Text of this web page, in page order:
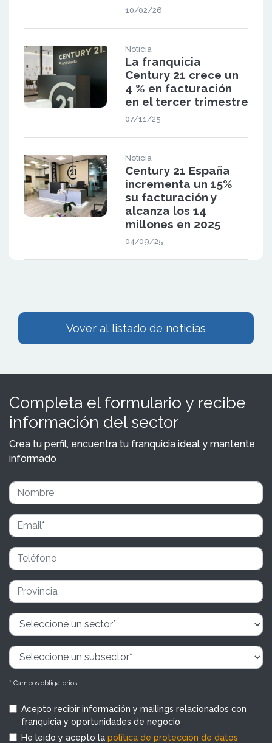
10/02/26
Noticia
La franquicia
Century 21 crece un
4 % en facturación
en el tercer trimestre
07/11/25
Noticia
Century 21 España
incrementa un 15%
su facturación y
alcanza los 14
millones en 2025
04/09/25
Vover al listado de noticias
Completa el formulario y recibe
información del sector
Crea tu perfil, encuentra tu franquicia ideal y mantente
informado
* Campos obligatorios
Acepto recibir información y mailings relacionados con
franquicia y oportunidades de negocio
He leído y acepto la política de protección de datos